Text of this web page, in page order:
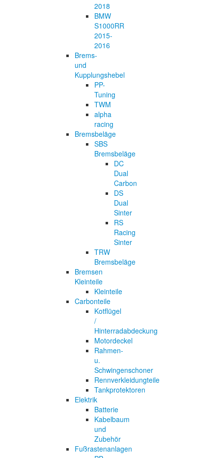
2018
BMW
S1000RR
2015-
2016
Brems-
und
Kupplungshebel
PP-
Tuning
TWM
alpha
racing
Bremsbeläge
SBS
Bremsbeläge
DC
Dual
Carbon
DS
Dual
Sinter
RS
Racing
Sinter
TRW
Bremsbeläge
Bremsen
Kleinteile
Kleinteile
Carbonteile
Kotflügel
/
Hinterradabdeckung
Motordeckel
Rahmen-
u.
Schwingenschoner
Rennverkleidungteile
Tankprotektoren
Elektrik
Batterie
Kabelbaum
und
Zubehör
Fußrastenanlagen